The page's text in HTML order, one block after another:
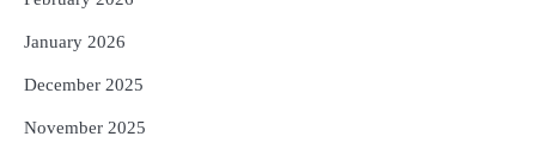
January 2026
December 2025
November 2025